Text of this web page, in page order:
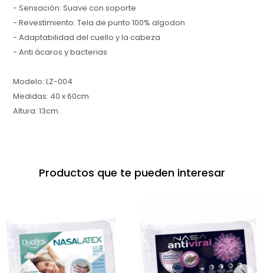
- Sensación: Suave con soporte
- Revestimiento: Tela de punto 100% algodon
- Adaptabilidad del cuello y la cabeza
- Anti ácaros y bacterias
Modelo: LZ-004
Medidas: 40 x 60cm
Altura: 13cm
Productos que te pueden interesar